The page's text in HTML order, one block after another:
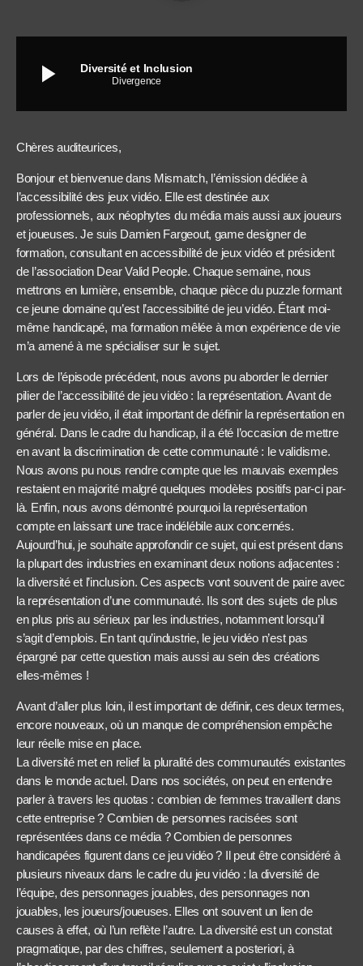
play_arrow Diversité et Inclusion
Divergence
Chères auditeurices,
Bonjour et bienvenue dans Mismatch, l’émission dédiée à
l’accessibilité des jeux vidéo. Elle est destinée aux
professionnels, aux néophytes du média mais aussi aux joueurs
et joueuses. Je suis Damien Fargeout, game designer de
formation, consultant en accessibilité de jeux vidéo et président
de l’association Dear Valid People. Chaque semaine, nous
mettrons en lumière, ensemble, chaque pièce du puzzle formant
ce jeune domaine qu’est l’accessibilité de jeu vidéo. Étant moi-
même handicapé, ma formation mêlée à mon expérience de vie
m’a amené à me spécialiser sur le sujet.
Lors de l’épisode précédent, nous avons pu aborder le dernier
pilier de l’accessibilité de jeu vidéo : la représentation. Avant de
parler de jeu vidéo, il était important de définir la représentation en
général. Dans le cadre du handicap, il a été l’occasion de mettre
en avant la discrimination de cette communauté : le validisme.
Nous avons pu nous rendre compte que les mauvais exemples
restaient en majorité malgré quelques modèles positifs par-ci par-
là. Enfin, nous avons démontré pourquoi la représentation
compte en laissant une trace indélébile aux concernés.
Aujourd’hui, je souhaite approfondir ce sujet, qui est présent dans
la plupart des industries en examinant deux notions adjacentes :
la diversité et l’inclusion. Ces aspects vont souvent de paire avec
la représentation d’une communauté. Ils sont des sujets de plus
en plus pris au sérieux par les industries, notamment lorsqu’il
s’agit d’emplois. En tant qu’industrie, le jeu vidéo n’est pas
épargné par cette question mais aussi au sein des créations
elles-mêmes !
Avant d’aller plus loin, il est important de définir, ces deux termes,
encore nouveaux, où un manque de compréhension empêche
leur réelle mise en place.
La diversité met en relief la pluralité des communautés existantes
dans le monde actuel. Dans nos sociétés, on peut en entendre
parler à travers les quotas : combien de femmes travaillent dans
cette entreprise ? Combien de personnes racisées sont
représentées dans ce média ? Combien de personnes
handicapées figurent dans ce jeu vidéo ? Il peut être considéré à
plusieurs niveaux dans le cadre du jeu vidéo : la diversité de
l’équipe, des personnages jouables, des personnages non
jouables, les joueurs/joueuses. Elles ont souvent un lien de
causes à effet, où l’un reflète l’autre. La diversité est un constat
pragmatique, par des chiffres, seulement a posteriori, à